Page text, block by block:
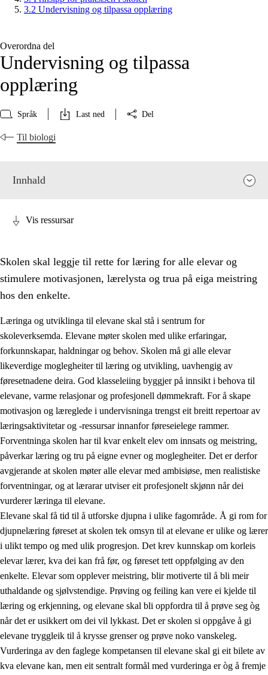
3.2 Undervisning og tilpassa opplæring
Overordna del
Undervisning og tilpassa
opplæring
Språk Last ned Del
Til biologi
Innhald
3. Prinsipp for praksisen i skolen
3.1 Eit inkluderande læringsmiljø
3.2 Undervisning og tilpassa opplæring
3.3 Samarbeid mellom heim og skole
3.4 Opplæring i lærebedrift og arbeidsliv
3.5 Profesjonsfellesskap og skoleutvikling
Vis ressursar
Skolen skal leggje til rette for læring for alle elevar og
stimulere motivasjonen, lærelysta og trua på eiga meistring
hos den enkelte.
Læringa og utviklinga til elevane skal stå i sentrum for
skoleverksemda. Elevane møter skolen med ulike erfaringar,
forkunnskapar, haldningar og behov. Skolen må gi alle elevar
likeverdige moglegheiter til læring og utvikling, uavhengig av
føresetnadene deira. God klasseleiing byggjer på innsikt i behova til
elevane, varme relasjonar og profesjonell dømmekraft. For å skape
motivasjon og læreglede i undervisninga trengst eit breitt repertoar av
læringsaktivitetar og -ressursar innanfor føreseielege rammer.
Forventninga skolen har til kvar enkelt elev om innsats og meistring,
påverkar læring og tru på eigne evner og moglegheiter. Det er derfor
avgjerande at skolen møter alle elevar med ambisiøse, men realistiske
forventningar, og at lærarar utviser eit profesjonelt skjønn når dei
vurderer læringa til elevane.
Elevane skal få tid til å utforske djupna i ulike fagområde. Å gi rom for
djupnelæring føreset at skolen tek omsyn til at elevane er ulike og lærer
i ulikt tempo og med ulik progresjon. Det krev kunnskap om korleis
elevar lærer, kva dei kan frå før, og føreset tett oppfølging av den
enkelte. Elevar som opplever meistring, blir motiverte til å bli meir
uthaldande og sjølvstendige. Prøving og feiling kan vere ei kjelde til
læring og erkjenning, og elevane skal bli oppfordra til å prøve seg òg
når det er usikkert om dei vil lykkast. Det er skolen si oppgåve å gi
elevane tryggleik til å krysse grenser og prøve noko vanskeleg.
Vurderinga av den faglege kompetansen til elevane skal gi eit bilete av
kva elevane kan, men eit sentralt formål med vurderinga er òg å fremje